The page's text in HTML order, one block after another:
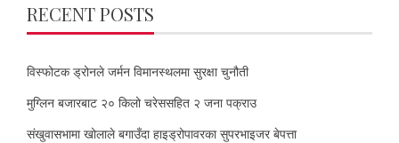
RECENT POSTS
विस्फोटक ड्रोनले जर्मन विमानस्थलमा सुरक्षा चुनौती
मुग्लिन बजारबाट २० किलो चरेससहित २ जना पक्राउ
संखुवासभामा खोलाले बगाउँदा हाइड्रोपावरका सुपरभाइजर बेपत्ता